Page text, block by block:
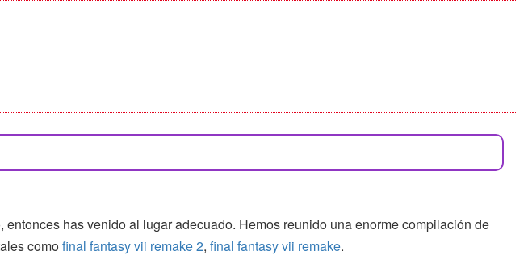
entonces has venido al lugar adecuado. Hemos reunido una enorme compilación de
comofinal fantasy vii remake 2, final fantasy vii remake.